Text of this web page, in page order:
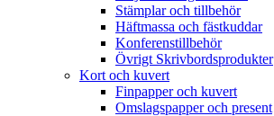
Stämplar och tillbehör
Häftmassa och fästkuddar
Konferenstillbehör
Övrigt Skrivbordsprodukter
Kort och kuvert
Finpapper och kuvert
Omslagspapper och present